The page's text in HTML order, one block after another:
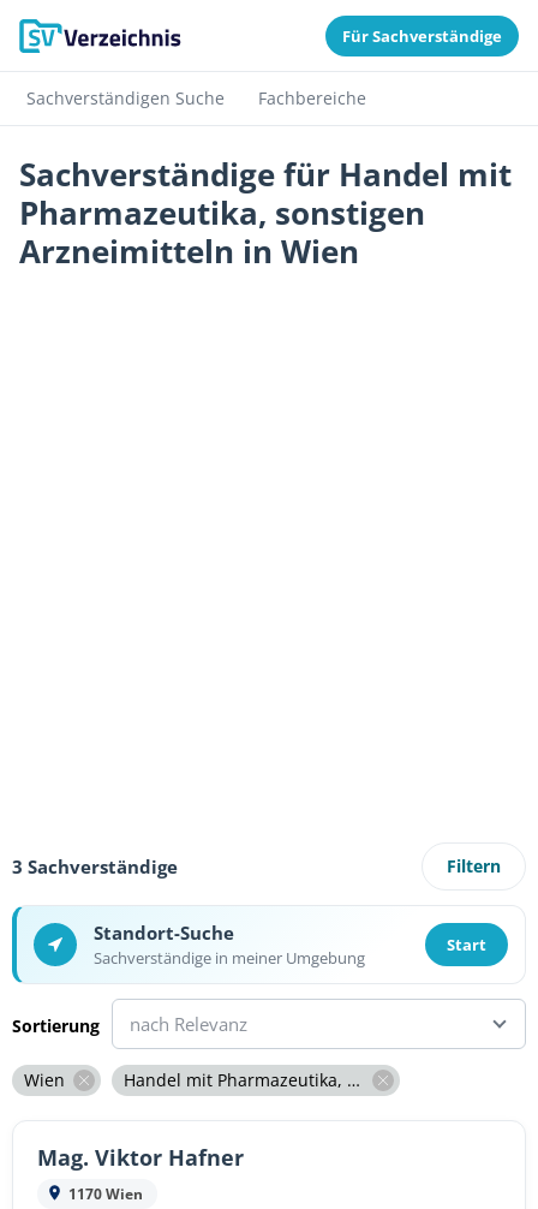
Für Sachverständige
Sachverständigen Suche Fachbereiche
Sachverständige für Handel mit
Pharmazeutika, sonstigen
Arzneimitteln in Wien
3 Sachverständige Filtern
Standort-Suche
Sachverständige in meiner Umgebung
Start
Sortierung nach Relevanz
Wien Handel mit Pharmazeutika, sonstigen Arzneimitteln
Mag. Viktor Hafner
1170 Wien